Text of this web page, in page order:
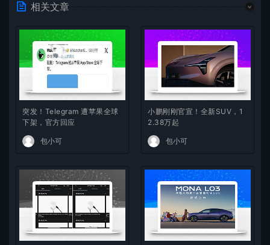
相关文章
突发！Telegram 遭苹果全球
下架，官方回应
包小可
小鹏刚刚官宣！全新SUV，1
2.38万起
包小可